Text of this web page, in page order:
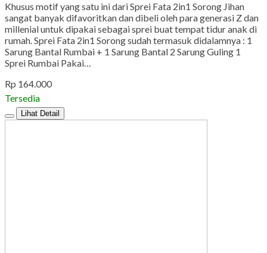
Khusus motif yang satu ini dari Sprei Fata 2in1 Sorong Jihan
sangat banyak difavoritkan dan dibeli oleh para generasi Z dan
millenial untuk dipakai sebagai sprei buat tempat tidur anak di
rumah. Sprei Fata 2in1 Sorong sudah termasuk didalamnya : 1
Sarung Bantal Rumbai + 1 Sarung Bantal 2 Sarung Guling 1
Sprei Rumbai Pakai…
Rp 164.000
Tersedia
Lihat Detail